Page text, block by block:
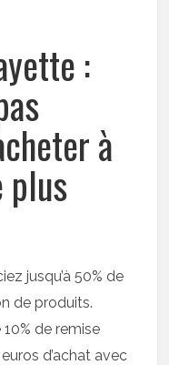
:
à
plus
jusqu’à 50% de
de produits.
de remise
d’achat avec